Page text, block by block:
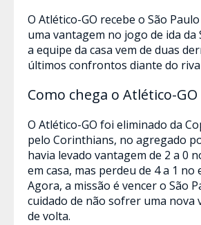
O Atlético-GO recebe o São
uma vantagem no jogo de ida da
a equipe da casa vem de duas
últimos confrontos diante do
Como chega o Atlético-GO
O Atlético-GO foi eliminado da
pelo Corinthians, no agregado
havia levado vantagem de 2 a 0
em casa, mas perdeu de 4 a 1 no
Agora, a missão é vencer o São
cuidado de não sofrer uma nova
de volta.